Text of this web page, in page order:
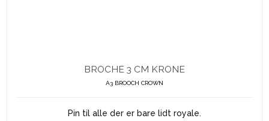
BROCHE 3 CM KRONE
A3 BROOCH CROWN
Pin til alle der er bare lidt royale.